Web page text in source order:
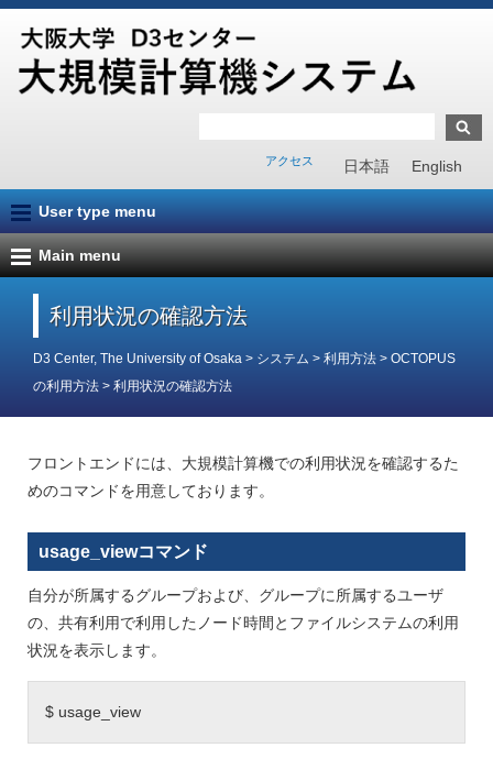
日本語 English
アクセス
User type menu
Main menu
利用状況の確認方法
D3 Center, The University of Osaka > システム > 利用方法 > OCTOPUS
の利用方法 > 利用状況の確認方法
フロントエンドには、大規模計算機での利用状況を確認するた
めのコマンドを用意しております。
usage_viewコマンド
自分が所属するグループおよび、グループに所属するユーザ
の、共有利用で利用したノード時間とファイルシステムの利用
状況を表示します。
$ usage_view